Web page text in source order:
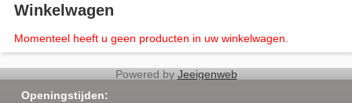
Winkelwagen
Momenteel heeft u geen producten in uw winkelwagen.
Openingstijden:
Powered by Jeeigenweb